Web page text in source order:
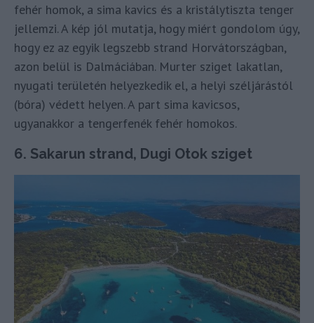
fehér homok, a sima kavics és a kristálytiszta tenger
jellemzi. A kép jól mutatja, hogy miért gondolom úgy,
hogy ez az egyik legszebb strand Horvátországban,
azon belül is Dalmáciában. Murter sziget lakatlan,
nyugati területén helyezkedik el, a helyi széljárástól
(bóra) védett helyen. A part sima kavicsos,
ugyanakkor a tengerfenék fehér homokos.
6. Sakarun strand, Dugi Otok sziget